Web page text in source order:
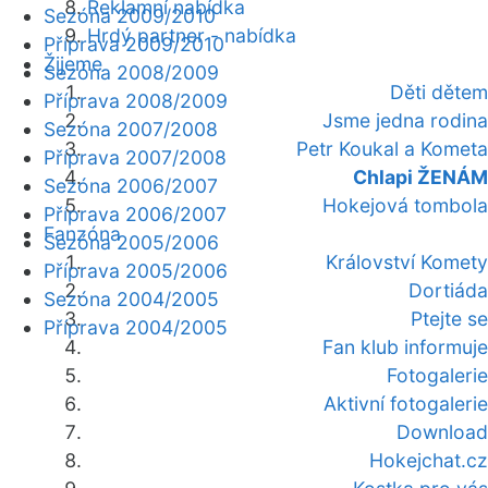
Reklamní nabídka
Hrdý partner - nabídka
Žijeme
Děti dětem
Jsme jedna rodina
Petr Koukal a Kometa
Chlapi ŽENÁM
Hokejová tombola
Fanzóna
Království Komety
Dortiáda
Ptejte se
Fan klub informuje
Fotogalerie
Aktivní fotogalerie
Download
Hokejchat.cz
Sezóna 2009/2010
Příprava 2009/2010
Sezóna 2008/2009
Příprava 2008/2009
Sezóna 2007/2008
Příprava 2007/2008
Sezóna 2006/2007
Příprava 2006/2007
Sezóna 2005/2006
Příprava 2005/2006
Sezóna 2004/2005
Příprava 2004/2005